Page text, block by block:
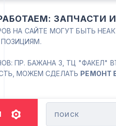
ЗАПЧАСТИ
НА САЙТЕ МОГУТ БЫТЬ
ПР. БАЖАНА 3, ТЦ "ФАКЕЛ"
МОЖЕМ СДЕЛАТЬ РЕМОНТ